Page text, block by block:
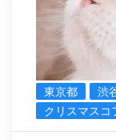
東京都 渋
クリスマスコ